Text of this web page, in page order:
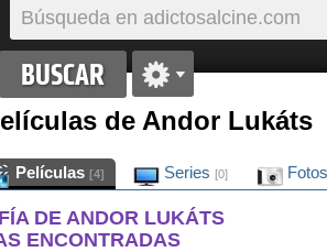
de Andor Lukáts
Películas [4] Series [0]
DE ANDOR LUKÁTS
ENCONTRADAS